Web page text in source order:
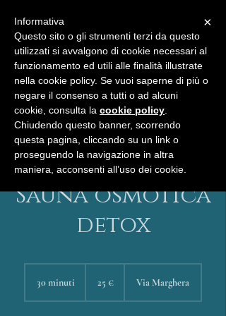
SHOP
BUONI REGALO
Sauna osmotica
detox
30 minuti 25 € Via Marghera
×
Informativa
Questo sito o gli strumenti terzi da questo
utilizzati si avvalgono di cookie necessari al
funzionamento ed utili alle finalità illustrate
nella cookie policy. Se vuoi saperne di più o
negare il consenso a tutti o ad alcuni
cookie, consulta la cookie policy
Chiudendo questo banner, scorrendo
questa pagina, cliccando su un link o
proseguendo la navigazione in altra
maniera, acconsenti all’uso dei cookie.